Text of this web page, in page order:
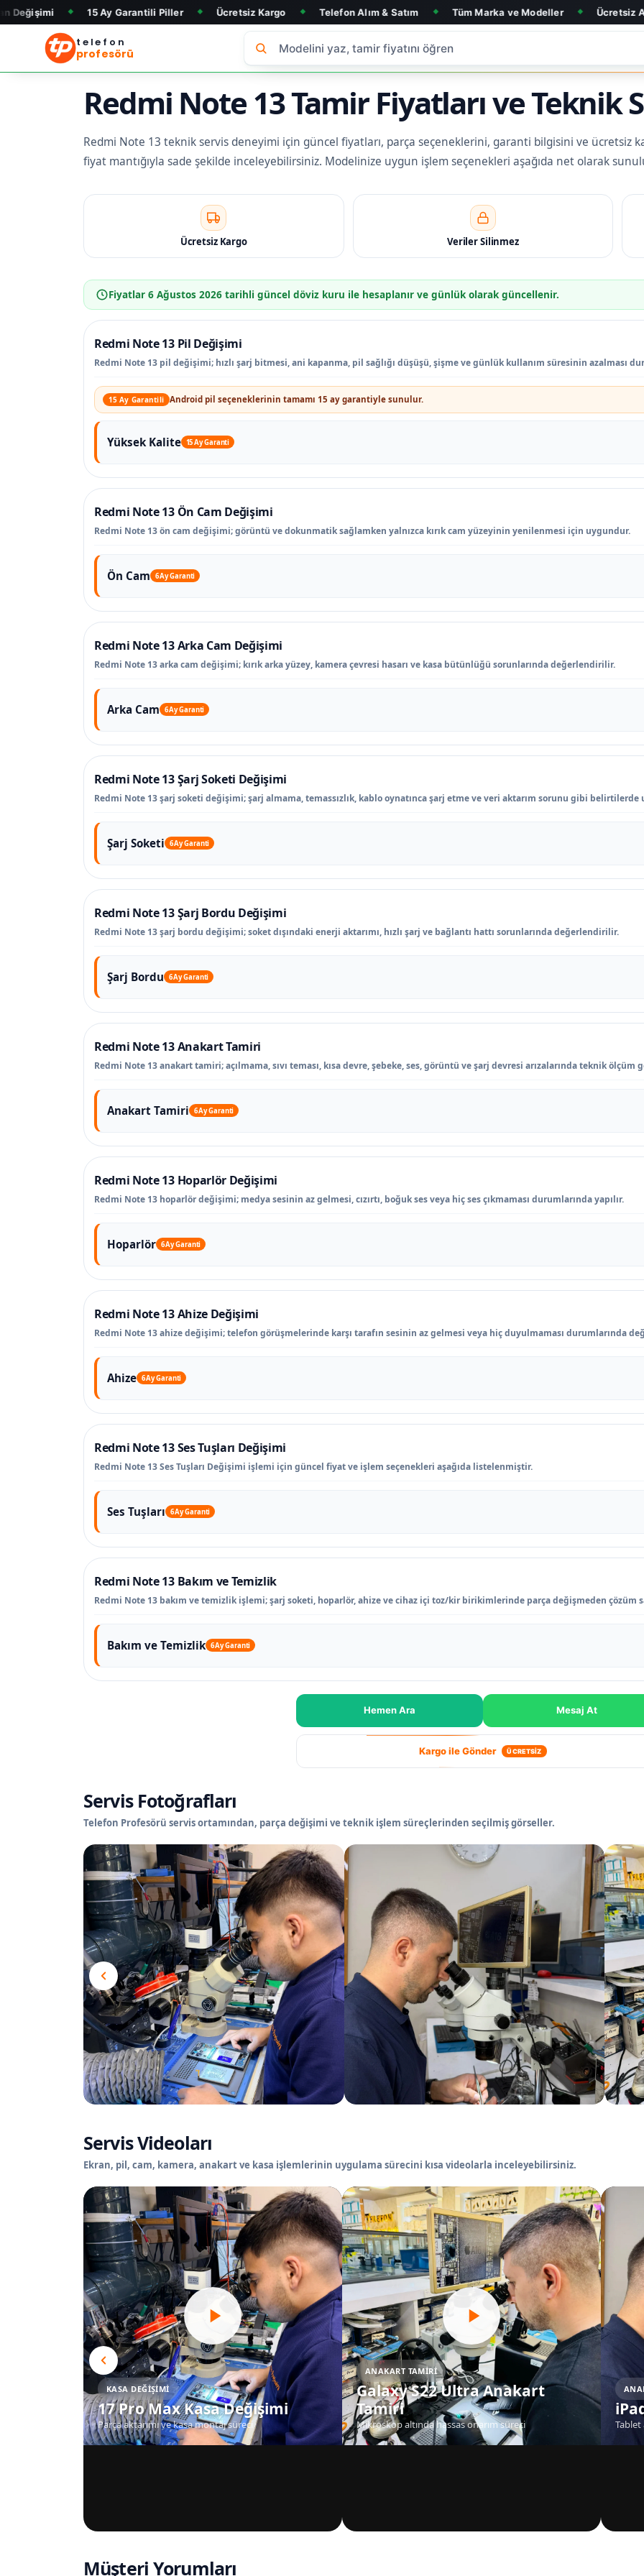
15 Ay Garantili Piller ◆ Ücretsiz Kargo ◆ Telefon Alım & Satım ◆ Tüm Marka ve Modeller ◆ Ücretsiz Arıza Tespit
telefon
profesörü
Redmi Note 13 Tamir Fiyatları ve Teknik
Redmi Note 13 teknik servis deneyimi için güncel fiyatları, parça seçeneklerini, garanti bilgisini ve ücretsiz
fiyat mantığıyla sade şekilde inceleyebilirsiniz. Modelinize uygun işlem seçenekleri aşağıda net olarak
Ücretsiz Kargo Veriler Silinmez
Fiyatlar 6 Ağustos 2026 tarihli güncel döviz kuru ile hesaplanır ve günlük olarak güncellenir.
Redmi Note 13 Pil Değişimi
Redmi Note 13 pil değişimi; hızlı şarj bitmesi, ani kapanma, pil sağlığı düşüşü, şişme ve günlük kullanım süresinin azalması
15 Ay Garantili Android pil seçeneklerinin tamamı 15 ay garantiyle sunulur.
Yüksek Kalite 15 Ay Garanti
Redmi Note 13 Ön Cam Değişimi
Redmi Note 13 ön cam değişimi; görüntü ve dokunmatik sağlamken yalnızca kırık cam yüzeyinin yenilenmesi için uygundur.
Ön Cam 6 Ay Garanti
Redmi Note 13 Arka Cam Değişimi
Redmi Note 13 arka cam değişimi; kırık arka yüzey, kamera çevresi hasarı ve kasa bütünlüğü sorunlarında değerlendirilir.
Arka Cam 6 Ay Garanti
Redmi Note 13 Şarj Soketi Değişimi
Redmi Note 13 şarj soketi değişimi; şarj almama, temassızlık, kablo oynatınca şarj etme ve veri aktarım sorunu gibi belirtilerde
Şarj Soketi 6 Ay Garanti
Redmi Note 13 Şarj Bordu Değişimi
Redmi Note 13 şarj bordu değişimi; soket dışındaki enerji aktarımı, hızlı şarj ve bağlantı hattı sorunlarında değerlendirilir.
Şarj Bordu 6 Ay Garanti
Redmi Note 13 Anakart Tamiri
Redmi Note 13 anakart tamiri; açılmama, sıvı teması, kısa devre, şebeke, ses, görüntü ve şarj devresi arızalarında teknik ölçüm
Anakart Tamiri 6 Ay Garanti
Redmi Note 13 Hoparlör Değişimi
Redmi Note 13 hoparlör değişimi; medya sesinin az gelmesi, cızırtı, boğuk ses veya hiç ses çıkmaması durumlarında yapılır.
Hoparlör 6 Ay Garanti
Redmi Note 13 Ahize Değişimi
Redmi Note 13 ahize değişimi; telefon görüşmelerinde karşı tarafın sesinin az gelmesi veya hiç duyulmaması durumlarında
Ahize 6 Ay Garanti
Redmi Note 13 Ses Tuşları Değişimi
Redmi Note 13 Ses Tuşları Değişimi işlemi için güncel fiyat ve işlem seçenekleri aşağıda listelenmiştir.
Ses Tuşları 6 Ay Garanti
Redmi Note 13 Bakım ve Temizlik
Redmi Note 13 bakım ve temizlik işlemi; şarj soketi, hoparlör, ahize ve cihaz içi toz/kir birikimlerinde parça değişmeden çözüm
Bakım ve Temizlik 6 Ay Garanti
Hemen Ara Mesaj At
Kargo ile Gönder ÜCRETSİZ
Servis Fotoğrafları
Telefon Profesörü servis ortamından, parça değişimi ve teknik işlem süreçlerinden seçilmiş görseller.
Servis Videoları
Ekran, pil, cam, kamera, anakart ve kasa işlemlerinin uygulama sürecini kısa videolarla inceleyebilirsiniz.
KASA DEĞIŞIMI
17 Pro Max Kasa Değişimi
Parça aktarımı ve kasa montaj süreci
ANAKART TAMIRI
Galaxy S22 Ultra Anakart
Tamiri
Mikroskop altında hassas onarım süreci Tablet
Müşteri Yorumları